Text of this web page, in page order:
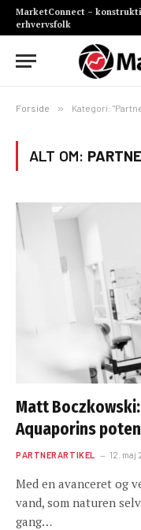
MarketConnect –
erhvervsfolk
Forside » Kategori:
ALT OM:
Matt
Aquaporins
PARTNERARTIKEL 12. maj
Med en avanceret og
vand, som naturen
gang…